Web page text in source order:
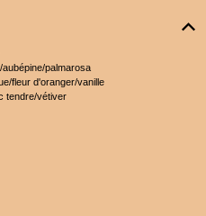
palmarosa
fleur d'oranger/vanille
tendre/vétiver